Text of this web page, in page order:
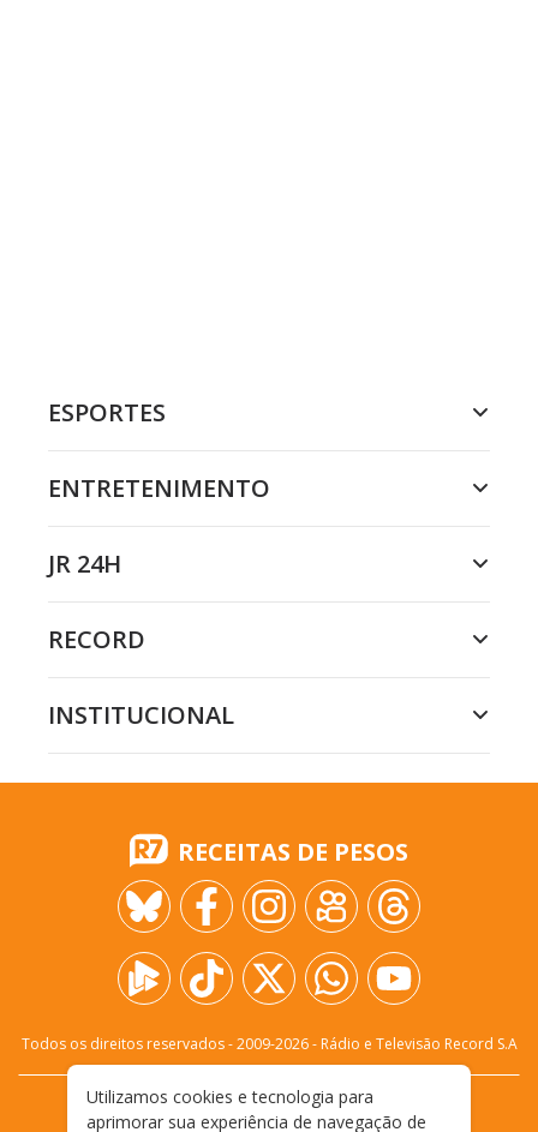
ESPORTES
ENTRETENIMENTO
JR 24H
RECORD
INSTITUCIONAL
RECEITAS DE PESOS
Todos os direitos reservados - 2009-2026- Rádio e Televisão Record S.A
FALE CONOSCO
PRIVACIDADE
Utilizamos cookies e tecnologia para
aprimorar sua experiência de navegação de